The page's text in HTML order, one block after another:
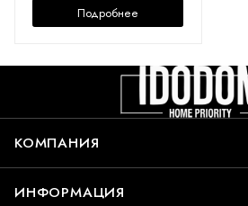
Подробнее
КОМПАНИЯ
ИНФОРМАЦИЯ